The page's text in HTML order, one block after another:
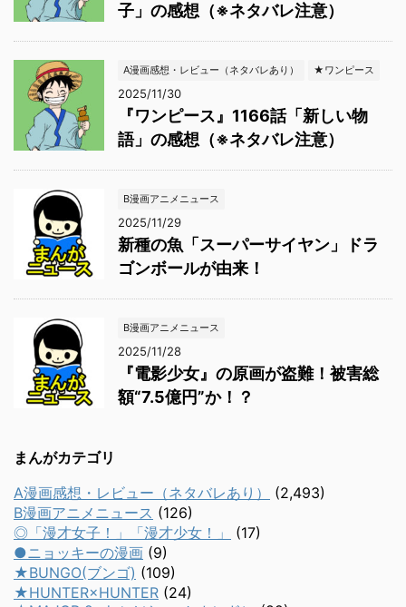
子」の感想（※ネタバレ注意）
A漫画感想・レビュー（ネタバレあり） ★ワンピース
2025/11/30
『ワンピース』1166話「新しい物
語」の感想（※ネタバレ注意）
B漫画アニメニュース
2025/11/29
新種の魚「スーパーサイヤン」ドラ
ゴンボールが由来！
B漫画アニメニュース
2025/11/28
『電影少女』の原画が盗難！被害総
額“7.5億円”か！？
まんがカテゴリ
A漫画感想・レビュー（ネタバレあり）
(2,493)
B漫画アニメニュース (126)
◎「漫才女子！」「漫才少女！」
(17)
●ニョッキーの漫画 (9)
★BUNGO(ブンゴ) (109)
★HUNTER×HUNTER (24)